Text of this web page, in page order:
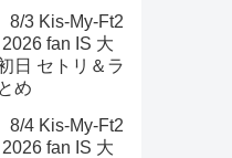
8/3 Kis-My-Ft2
fan IS 大
日 セトリ＆ラ
め
8/4 Kis-My-Ft2
fan IS 大